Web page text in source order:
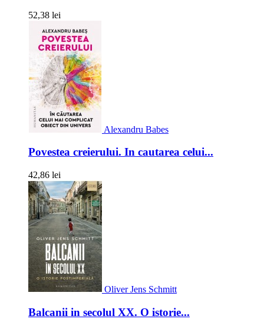
52,38 lei
Alexandru Babes
Povestea creierului. In cautarea celui...
42,86 lei
Oliver Jens Schmitt
Balcanii in secolul XX. O istorie...